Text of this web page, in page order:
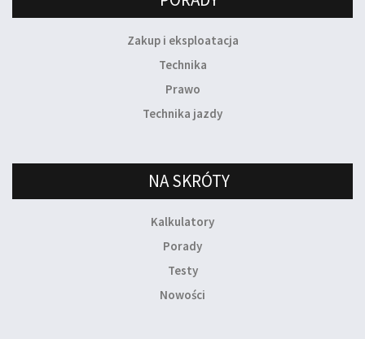
Zakup i eksploatacja
Technika
Prawo
Technika jazdy
NA SKRÓTY
Kalkulatory
Porady
Testy
Nowości